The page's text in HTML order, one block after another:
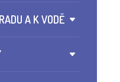
A K VODĚ